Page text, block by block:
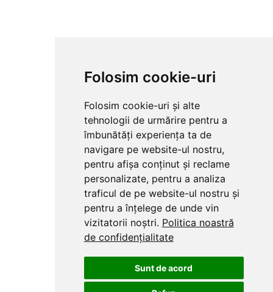
Folosim cookie-uri
Folosim cookie-uri și alte
tehnologii de urmărire pentru a
îmbunătăți experiența ta de
navigare pe website-ul nostru,
pentru afișa conținut și reclame
personalizate, pentru a analiza
traficul de pe website-ul nostru și
pentru a înțelege de unde vin
vizitatorii noștri. Politica noastră
de confidențialitate
Sunt de acord